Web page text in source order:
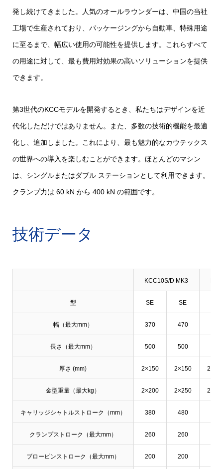
発し続けてきました。人気のオールラウンダーは、中国の当社
工場で生産されており、パッケージングから自動車、特殊用途
に至るまで、幅広い使用の可能性を提供します。これらすべて
の用途に対して、最も費用対効果の高いソリューションを提供
できます。
第3世代のKCCモデルを開発するとき、私たちはデザインを近
代化しただけではありません。また、多数の技術的機能を最適
化し、追加しました。これにより、最も魅力的なカウテックス
の世界への導入を楽しむことができます。ほとんどのマシン
は、シングルまたはダブル ステーションとして利用できます。
クランプ力は 60 kN から 400 kN の範囲です。
技術データ
KCC10S/D MK3
型 SE SE
幅（最大mm） 370 470
長さ（最大mm） 500 500
厚さ (mm) 2×150 2×150
金型重量（最大kg） 2×200 2×250
キャリッジシャトルストローク（mm） 380 480
クランプストローク（最大mm） 260 260
ブローピンストローク（最大mm） 200 200